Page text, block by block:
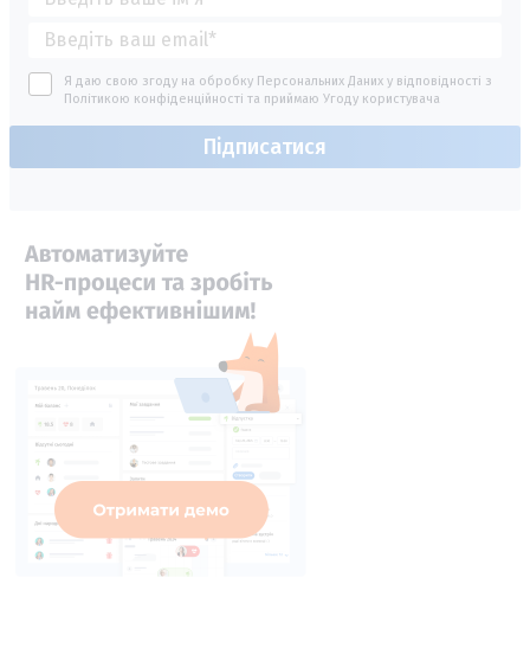
Я даю свою згоду на обробку Персональних Даних у відповідності з
Політикою конфіденційності та приймаю Угоду користувача